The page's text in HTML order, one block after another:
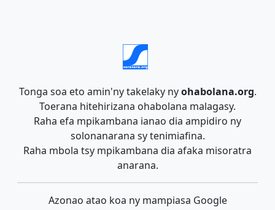
Tonga soa eto amin'ny takelaky nyohabolana.org.
Toerana hitehirizana ohabolana malagasy.
Raha efa mpikambana ianao dia ampidiro ny
solonanarana sy tenimiafina.
Raha mbola tsy mpikambana dia afaka misoratra
anarana.
Azonao atao koa ny mampiasa Google